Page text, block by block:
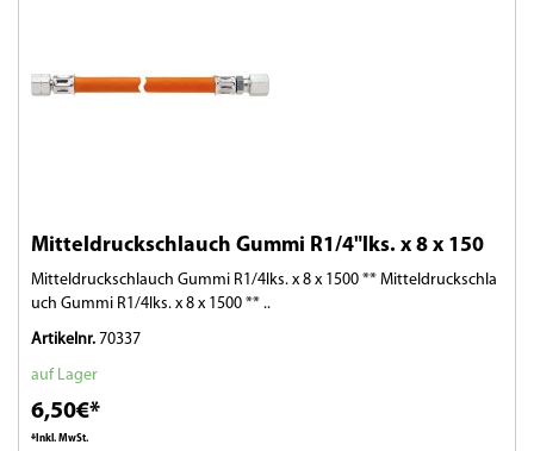
Mitteldruckschlauch Gummi R1/4"lks. x 8 x 150
Mitteldruckschlauch Gummi R1/4lks. x 8 x 1500 ** Mitteldruckschla
uch Gummi R1/4lks. x 8 x 1500 ** ..
Artikelnr. 70337
auf Lager
6,50€*
*Inkl. MwSt.